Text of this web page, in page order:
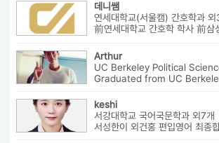
데니쌤
연세대학교(서울캠) 간호학과 외
Arthur
UC Berkeley Political
keshi
서강대학교 국어국문학과 외7개
서성한이 외건홍 편입영어 최종